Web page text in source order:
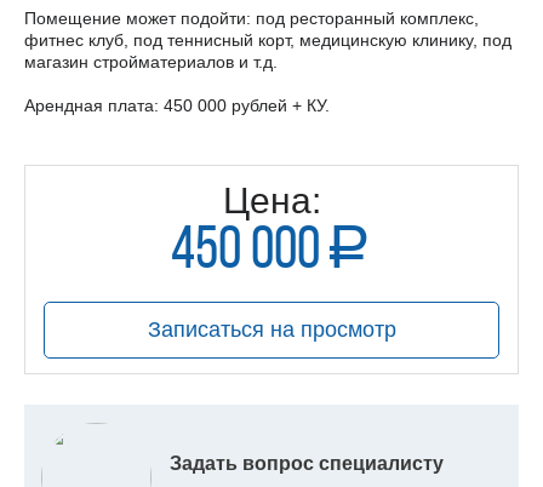
Помещение может подойти: под ресторанный комплекс,
фитнес клуб, под теннисный корт, медицинскую клинику, под
магазин стройматериалов и т.д.
Арендная плата: 450 000 рублей + КУ.
Цена:
450 000 a
руб.
Записаться на просмотр
Задать вопрос специалисту